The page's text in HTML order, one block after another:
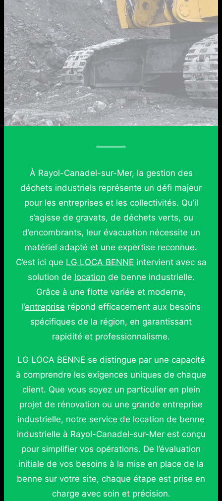
À Rayol-Canadel-sur-Mer, la gestion des
déchets industriels représente un défi majeur
pour les entreprises et les collectivités. Qu’il
s’agisse de gravats, de déchets verts, ou
d’encombrants, leur évacuation nécessite un
matériel adapté et une expertise reconnue.
C’est ici que LG LOCA BENNE intervient avec sa
solution de location de benne industrielle.
Grâce à une flotte variée et moderne,
l’entreprise répond efficacement aux besoins
spécifiques de la région, en garantissant
rapidité et professionnalisme.
LG LOCA BENNE se distingue par une capacité
à comprendre les exigences uniques de chaque
client. Que vous soyez un particulier en plein
projet de rénovation ou une grande entreprise
industrielle, notre service de location de benne
industrielle à Rayol-Canadel-sur-Mer est conçu
pour simplifier vos opérations. De l’évaluation
initiale de vos besoins à la mise en place de la
benne sur votre site, chaque étape est prise en
charge avec soin et précision.